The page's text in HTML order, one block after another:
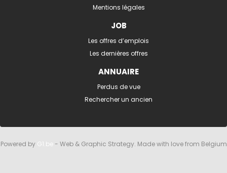
Mentions légales
JOB
Les offres d’emplois
Les dernières offres
ANNUAIRE
Perdus de vue
Rechercher un ancien
Powered by G1.be- Web & Graphic Strategy. Made with love from Belgium